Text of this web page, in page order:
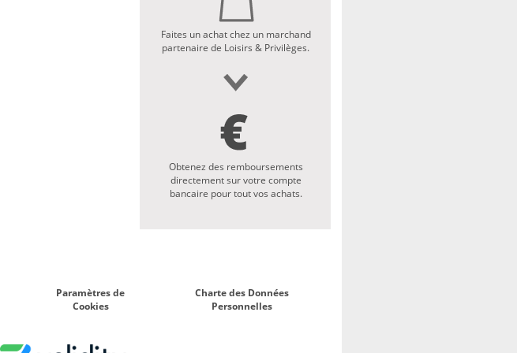
Faites un achat chez un marchand
partenaire de Loisirs & Privilèges.
Obtenez des remboursements
directement sur votre compte
bancaire pour tout vos achats.
Paramètres de
Cookies
Charte des Données
Personnelles